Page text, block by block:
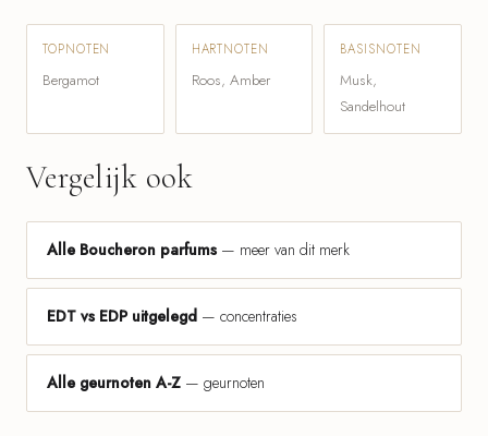
TOPNOTEN
Bergamot
HARTNOTEN
Roos, Amber
BASISNOTEN
Musk,
Sandelhout
Vergelijk ook
Alle Boucheron parfums — meer van dit merk
EDT vs EDP uitgelegd — concentraties
Alle geurnoten A-Z — geurnoten